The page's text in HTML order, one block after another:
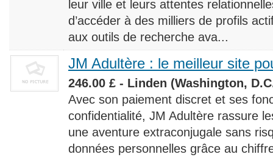
leur ville et leurs attentes
d’accéder à des milliers de profils
aux outils de recherche ava...
JM Adultère : le meilleur site
246.00 £ - Linden (Washington,
Avec son paiement discret et ses
confidentialité, JM Adultère rassure
une aventure extraconjugale sans
données personnelles grâce au